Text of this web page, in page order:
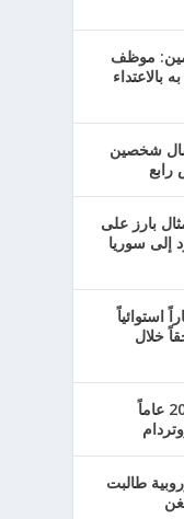
موظف
شخصين
بارز على
إلى سوريا
استوائياً
خلال
اختطاف امرأة تبلغ من العمر 20 عاماً
طالبت